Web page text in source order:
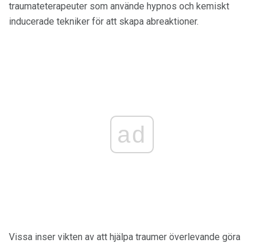
traumateterapeuter som använde hypnos och kemiskt
inducerade tekniker för att skapa abreaktioner.
ad
Vissa inser vikten av att hjälpa traumer överlevande göra